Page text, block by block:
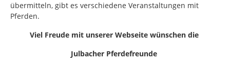
übermitteln, gibt es verschiedene Veranstaltungen mit
Pferden.
Viel Freude mit unserer Webseite wünschen die
Julbacher Pferdefreunde